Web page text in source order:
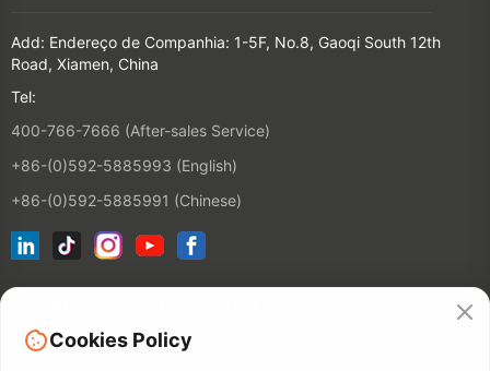
Add: Endereço de Companhia: 1-5F, No.8, Gaoqi South 12th
Road, Xiamen, China
Tel:
400-766-7666 (After-sales Service)
+86-(0)592-5885993 (English)
+86-(0)592-5885991 (Chinese)
Cookies Policy